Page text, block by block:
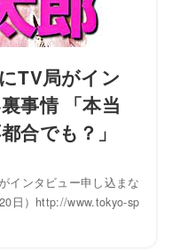
TV局がイン
事情 「本当
合でも？」
インタビュー申し込まな
日）http://www.tokyo-sp